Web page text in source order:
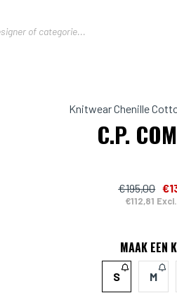
Knitwear Chenille
C.P.
€195,00
€112,81
MAAK EEN
S M